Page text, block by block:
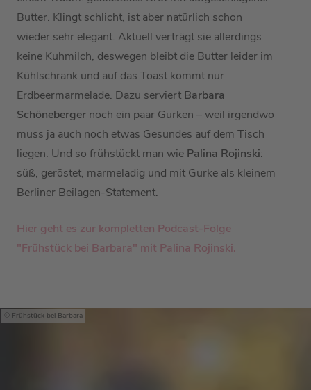
Butter. Klingt schlicht, ist aber natürlich schon
wieder sehr elegant. Aktuell verträgt sie allerdings
keine Kuhmilch, deswegen bleibt die Butter leider im
Kühlschrank und auf das Toast kommt nur
Erdbeermarmelade. Dazu serviert Barbara
Schöneberger noch ein paar Gurken – weil irgendwo
muss ja auch noch etwas Gesundes auf dem Tisch
liegen. Und so frühstückt man wie Palina Rojinski:
süß, geröstet, marmeladig und mit Gurke als kleinem
Berliner Beilagen-Statement.
Hier geht es zur kompletten Podcast-Folge
"Frühstück bei Barbara" mit Palina Rojinski.
Frühstück bei Barbara